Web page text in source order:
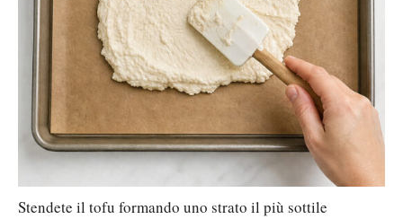
Stendete il tofu formando uno strato il più sottile